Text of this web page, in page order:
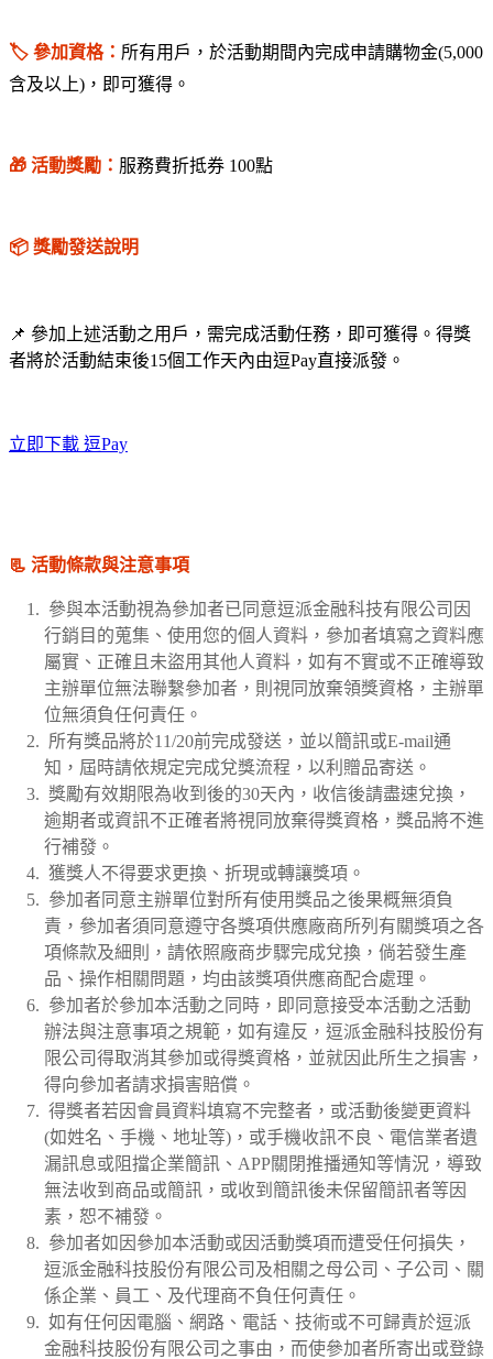
🏷️ 參加資格： 所有用戶，於活動期間內完成申請購物金(5,000
含及以上)，即可獲得。
🎁 活動獎勵： 服務費折抵券 100點
📦 獎勵發送說明
📌 參加上述活動之用戶，需完成活動任務，即可獲得。得獎
者將於活動結束後15個工作天內由逗Pay直接派發。
立即下載 逗Pay
📃 活動條款與注意事項
參與本活動視為參加者已同意逗派金融科技有限公司因
⾏銷目的蒐集、使用您的個人資料，參加者填寫之資料應
屬實、正確且未盜用其他人資料，如有不實或不正確導致
主辦單位無法聯繫參加者，則視同放棄領獎資格，主辦單
位無須負任何責任。
所有獎品將於11/20前完成發送，並以簡訊或E-mail通
知，屆時請依規定完成兌獎流程，以利贈品寄送。
獎勵有效期限為收到後的30天內，收信後請盡速兌換，
逾期者或資訊不正確者將視同放棄得獎資格，獎品將不進
⾏補發。
獲獎人不得要求更換、折現或轉讓獎項。
參加者同意主辦單位對所有使用獎品之後果概無須負
責，參加者須同意遵守各獎項供應廠商所列有關獎項之各
項條款及細則，請依照廠商步驟完成兌換，倘若發生產
品、操作相關問題，均由該獎項供應商配合處理。
參加者於參加本活動之同時，即同意接受本活動之活動
辦法與注意事項之規範，如有違反，逗派金融科技股份有
限公司得取消其參加或得獎資格，並就因此所⽣之損害，
得向參加者請求損害賠償。
得獎者若因會員資料填寫不完整者，或活動後變更資料
(如姓名、手機、地址等)，或手機收訊不良、電信業者遺
漏訊息或阻擋企業簡訊、APP關閉推播通知等情況，導致
無法收到商品或簡訊，或收到簡訊後未保留簡訊者等因
素，恕不補發。
參加者如因參加本活動或因活動獎項⽽遭受任何損失，
逗派金融科技股份有限公司及相關之母公司、⼦公司、關
係企業、員⼯、及代理商不負任何責任。
如有任何因電腦、網路、電話、技術或不可歸責於逗派
金融科技股份有限公司之事由，而使參加者所寄出或登錄